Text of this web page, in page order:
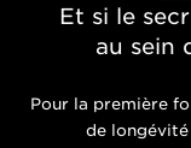
Et si le
au sein
Pour la première
de longévité